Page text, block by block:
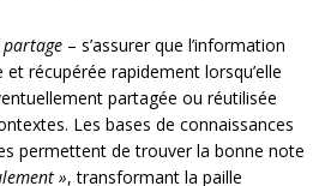
– s’assurer que l’information
récupérée rapidement lorsqu’elle
partagée ou réutilisée
Les bases de connaissances
permettent de trouver la bonne note
», transformant la paille